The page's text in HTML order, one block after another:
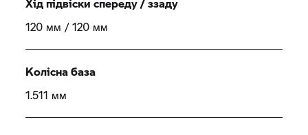
120 мм / 120 мм
Колісна база
1.511 мм